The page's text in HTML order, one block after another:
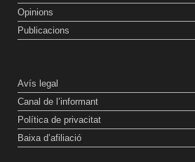
Opinions
Publicacions
Avís legal
Canal de l’informant
Política de privacitat
Baixa d’afiliació